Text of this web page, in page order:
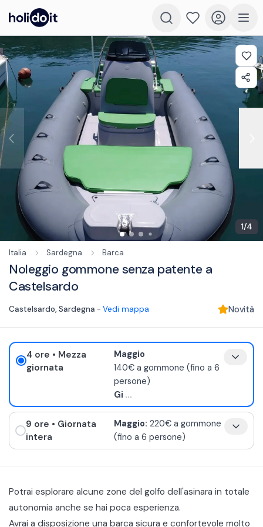
1/4
Italia Sardegna Barca
Noleggio gommone senza patente a
Castelsardo
Castelsardo, Sardegna - Vedi mappa Novità
4 ore • Mezza
giornata
Maggio
140€ a gommone (fino a 6
persone)
Gi ...
9 ore • Giornata
intera
Maggio: 220€ a gommone
(fino a 6 persone)
Potrai esplorare alcune zone del golfo dell'asinara in totale
autonomia anche se hai poca esperienza.
Avrai a disposizione una barca sicura e confortevole molto